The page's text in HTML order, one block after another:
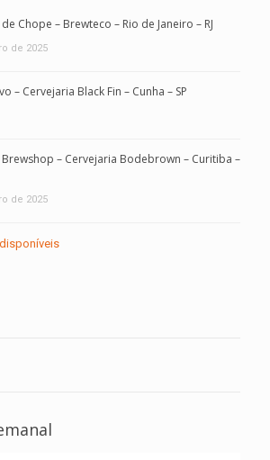
Chope – Brewteco – Rio de Janeiro – RJ
de 2025
– Cervejaria Black Fin – Cunha – SP
– Cervejaria Bodebrown – Curitiba –
de 2025